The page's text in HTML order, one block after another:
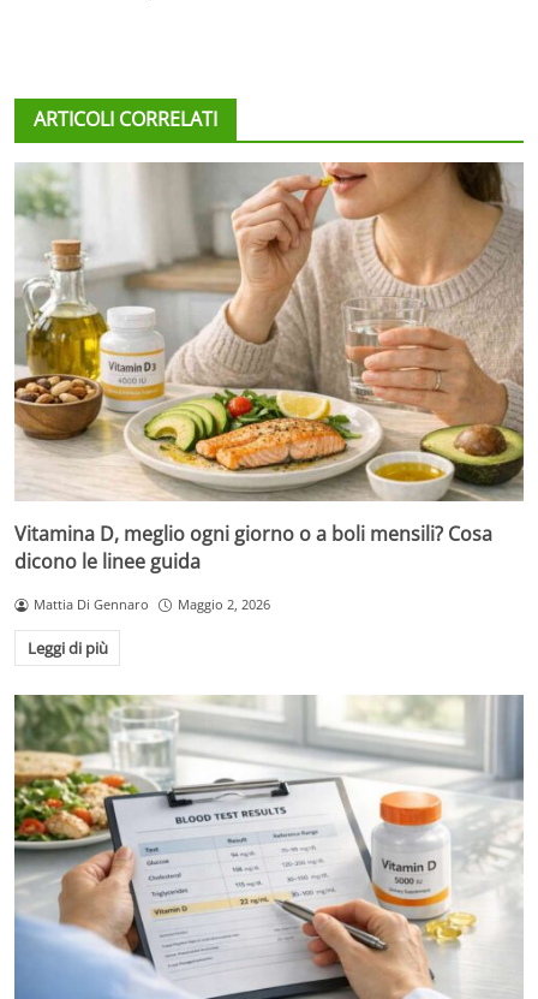
ARTICOLI CORRELATI
Vitamina D, meglio ogni giorno o a boli mensili? Cosa
dicono le linee guida
Mattia Di Gennaro Maggio 2, 2026
Leggi di più